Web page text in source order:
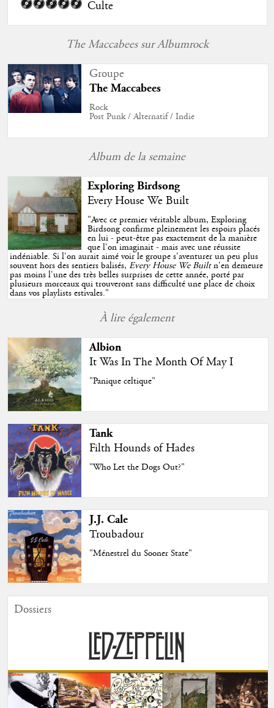
Culte
The Maccabees sur Albumrock
Groupe
The Maccabees
Rock
Post Punk / Alternatif / Indie
Album de la semaine
Exploring Birdsong
Every House We Built
"Avec ce premier véritable album, Exploring
Birdsong confirme pleinement les espoirs placés
en lui - peut-être pas exactement de la manière
que l'on imaginait - mais avec une réussite
indéniable. Si l'on aurait aimé voir le groupe s'aventurer un peu plus
souvent hors des sentiers balisés,Every House We Builtn'en demeure
pas moins l'une des très belles surprises de cette année, porté par
plusieurs morceaux qui trouveront sans difficulté une place de choix
dans vos playlists estivales."
À lire également
Albion
It Was In The Month Of May I
"Panique celtique"
Tank
Filth Hounds of Hades
"Who Let the Dogs Out?"
J.J. Cale
Troubadour
"Ménestrel du Sooner State"
Dossiers